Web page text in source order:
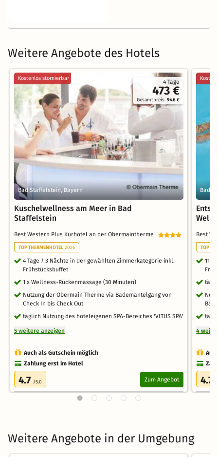
Weitere Angebote des Hotels
4 Tage
473 €
Gesamtpreis:946 €
Kostenlos stornierbar
Bad Staffelstein, Bayern
Kuschelwellness am Meer in Bad
Staffelstein
Best Western Plus Kurhotel an der Obermaintherme
TOP THERMENHOTEL 2026
4 Tage / 3 Nächte in der gewählten Zimmerkategorie inkl.
Frühstücksbuffet
1 x Wellness-Rückenmassage (30 Minuten)
Nutzung der Obermain Therme via Bademantelgang von
Check In bis Check Out
täglich Nutzung des hoteleigenen SPA-Bereiches 'VITUS SPA'
5 weitere anzeigen
Auch als Gutschein möglich
Zahlung erst im Hotel
4.7 /5.0 Zum Angebot
Bad
Best
TOP
11
4
4.7
Weitere Angebote in der Umgebung